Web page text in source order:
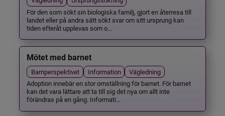
För den som sökt sin biologiska familj, gjort en återresa till
landet eller på andra sätt sökt svar om sitt ursprung kan
tiden efteråt upplevas som o...
Mötet med barnet
Barnperspektivet Information
Vägledning
Adoption innebär en stor omställning för barnet. För barnet
kan det vara lättare att ta till sig det nya om allt inte
förändras på en gång. Informati...